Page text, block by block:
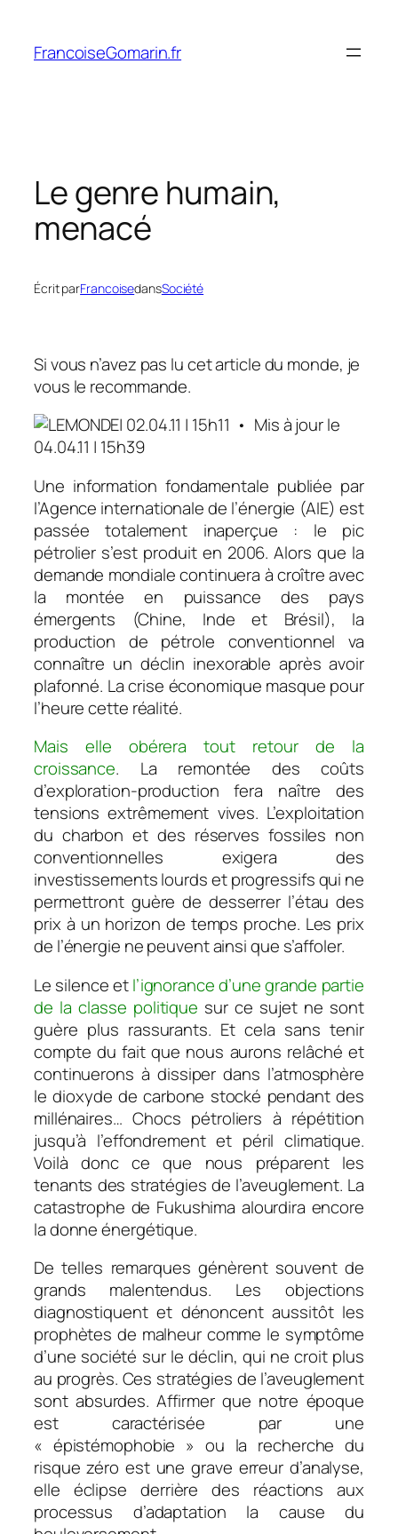
contenu
FrancoiseGomarin.fr
Le genre humain,
menacé
Écrit parFrancoisedansSociété
Si vous n’avez pas lu cet article du monde, je
vous le recommande.
| 02.04.11 | 15h11 • Mis à jour le
04.04.11 | 15h39
Une information fondamentale publiée par
l’Agence internationale de l’énergie (AIE) est
passée totalement inaperçue : le pic
pétrolier s’est produit en 2006. Alors que la
demande mondiale continuera à croître avec
la montée en puissance des pays
émergents (Chine, Inde et Brésil), la
production de pétrole conventionnel va
connaître un déclin inexorable après avoir
plafonné. La crise économique masque pour
l’heure cette réalité.
Mais elle obérera tout retour de la
croissance. La remontée des coûts
d’exploration-production fera naître des
tensions extrêmement vives. L’exploitation
du charbon et des réserves fossiles non
conventionnelles exigera des
investissements lourds et progressifs qui ne
permettront guère de desserrer l’étau des
prix à un horizon de temps proche. Les prix
de l’énergie ne peuvent ainsi que s’affoler.
Le silence etl’ignorance d’une grande partie
de la classe politique sur ce sujet ne sont
guère plus rassurants. Et cela sans tenir
compte du fait que nous aurons relâché et
continuerons à dissiper dans l’atmosphère
le dioxyde de carbone stocké pendant des
millénaires… Chocs pétroliers à répétition
jusqu’à l’effondrement et péril climatique.
Voilà donc ce que nous préparent les
tenants des stratégies de l’aveuglement. La
catastrophe de Fukushima alourdira encore
la donne énergétique.
De telles remarques génèrent souvent de
grands malentendus. Les objections
diagnostiquent et dénoncent aussitôt les
prophètes de malheur comme le symptôme
d’une société sur le déclin, qui ne croit plus
au progrès. Ces stratégies de l’aveuglement
sont absurdes. Affirmer que notre époque
est caractérisée par une
« épistémophobie » ou la recherche du
risque zéro est une grave erreur d’analyse,
elle éclipse derrière des réactions aux
processus d’adaptation la cause du